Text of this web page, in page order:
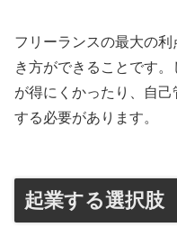
フリーランスの最大の
き方ができることです
が得にくかったり、自
する必要があります。
起業する選択肢